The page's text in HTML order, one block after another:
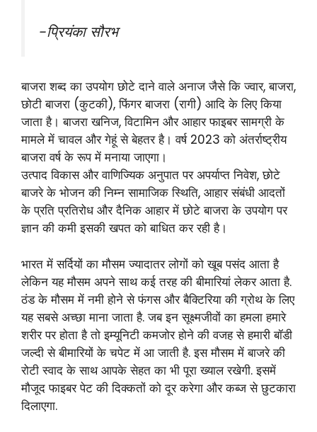
-प्रियंका सौरभ
बाजरा शब्द का उपयोग छोटे दाने वाले अनाज जैसे कि ज्वार, बाजरा,
छोटी बाजरा (कुटकी), फिंगर बाजरा (रागी) आदि के लिए किया
जाता है। बाजरा खनिज, विटामिन और आहार फाइबर सामग्री के
मामले में चावल और गेहूं से बेहतर है। वर्ष 2023 को अंतर्राष्ट्रीय
बाजरा वर्ष के रूप में मनाया जाएगा।
उत्पाद विकास और वाणिज्यिक अनुपात पर अपर्याप्त निवेश, छोटे
बाजरे के भोजन की निम्न सामाजिक स्थिति, आहार संबंधी आदतों
के प्रति प्रतिरोध और दैनिक आहार में छोटे बाजरा के उपयोग पर
ज्ञान की कमी इसकी खपत को बाधित कर रही है।
भारत में सर्दियों का मौसम ज्यादातर लोगों को खूब पसंद आता है
लेकिन यह मौसम अपने साथ कई तरह की बीमारियां लेकर आता है.
ठंड के मौसम में नमी होने से फंगस और बैक्टिरिया की ग्रोथ के लिए
यह सबसे अच्छा माना जाता है. जब इन सूक्ष्मजीवों का हमला हमारे
शरीर पर होता है तो इम्यूनिटी कमजोर होने की वजह से हमारी बॉडी
जल्दी से बीमारियों के चपेट में आ जाती है. इस मौसम में बाजरे की
रोटी स्वाद के साथ आपके सेहत का भी पूरा ख्याल रखेगी. इसमें
मौजूद फाइबर पेट की दिक्कतों को दूर करेगा और कब्ज से छुटकारा
दिलाएगा.